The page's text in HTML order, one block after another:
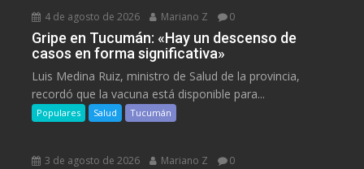
4 de agosto de 2026 Mariano Z 0
Gripe en Tucumán: «Hay un descenso de
casos en forma significativa»
Luis Medina Ruiz, ministro de Salud de la provincia,
recordó que la vacuna está disponible para...
Populares Salud Tucumán
3 de agosto de 2026 Mariano Z 0